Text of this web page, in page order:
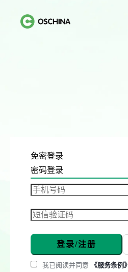
免密登录
密码登录
登录/注册
我已阅读并同意 《服务条例》